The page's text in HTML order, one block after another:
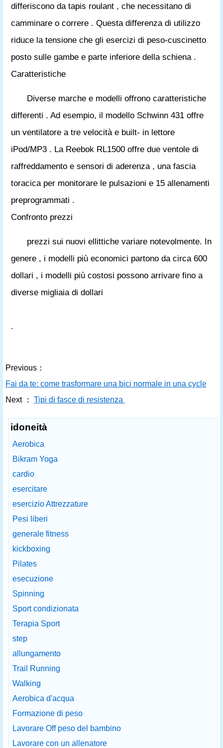
differiscono da tapis roulant , che necessitano di
camminare o correre . Questa differenza di utilizzo
riduce la tensione che gli esercizi di peso-cuscinetto
posto sulle gambe e parte inferiore della schiena .
Caratteristiche
Diverse marche e modelli offrono caratteristiche
differenti . Ad esempio, il modello Schwinn 431 offre
un ventilatore a tre velocità e built- in lettore
iPod/MP3 . La Reebok RL1500 offre due ventole di
raffreddamento e sensori di aderenza , una fascia
toracica per monitorare le pulsazioni e 15 allenamenti
preprogrammati .
Confronto prezzi
prezzi sui nuovi ellittiche variare notevolmente. In
genere , i modelli più economici partono da circa 600
dollari , i modelli più costosi possono arrivare fino a
diverse migliaia di dollari
.
Previous：
Fai da te: come trasformare una bici normale in una cyclette
Next ：
Tipi di fasce di resistenza
idoneità
Aerobica
Bikram Yoga
cardio
esercitare
esercizio Attrezzature
Pesi liberi
generale fitness
kickboxing
Pilates
esecuzione
Spinning
Sport condizionata
Terapia Sport
step
allungamento
Trail Running
Walking
Aerobica d'acqua
Formazione di peso
Lavorare Off peso del bambino
Lavorare con un allenatore